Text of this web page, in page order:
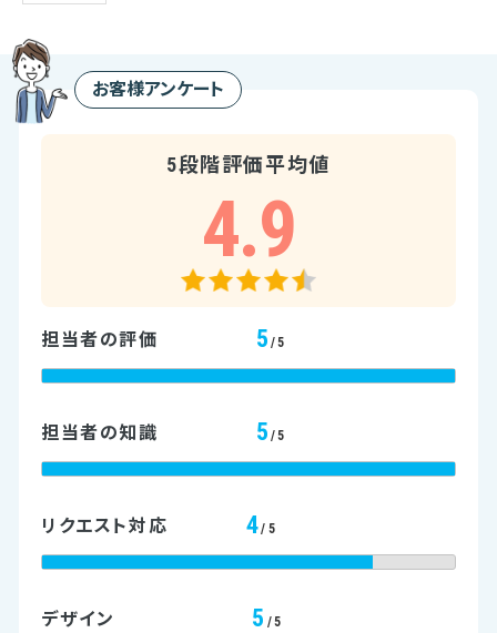
お客様アンケート
5段階評価平均値
4.9
担当者の評価 5 /5
担当者の知識 5 /5
リクエスト対応 4/5
デザイン 5 /5